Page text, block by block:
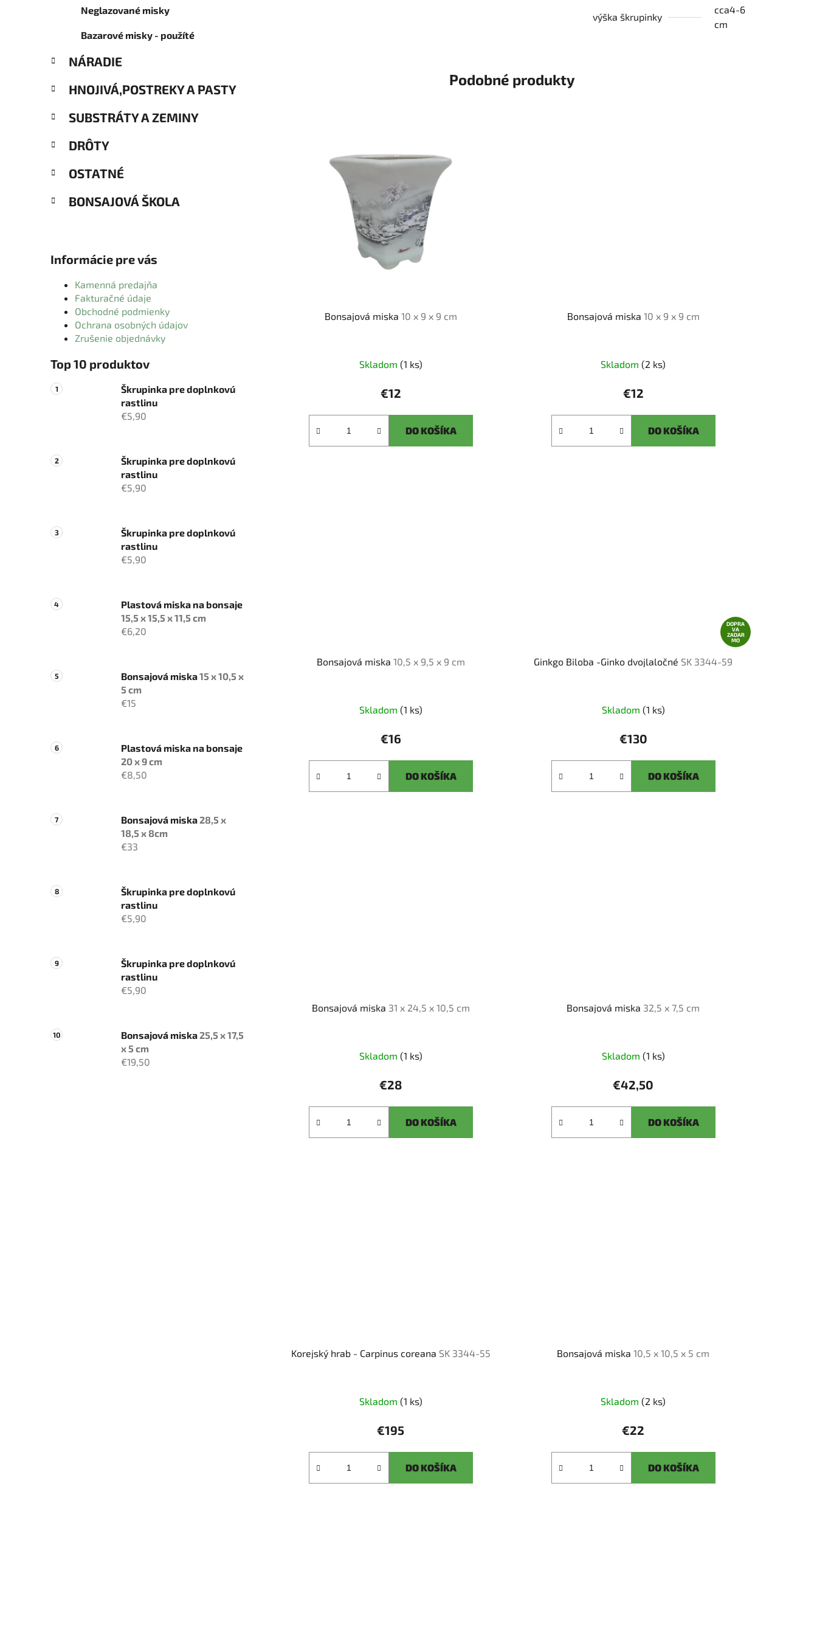
Neglazované misky
Bazarové misky - použíté
NÁRADIE
HNOJIVÁ,POSTREKY A PASTY
SUBSTRÁTY A ZEMINY
DRÔTY
OSTATNÉ
BONSAJOVÁ ŠKOLA
Informácie pre vás
Kamenná predajňa
Fakturačné údaje
Obchodné podmienky
Ochrana osobných údajov
Zrušenie objednávky
Top 10 produktov
Škrupinka pre doplnkovú
rastlinu
€5,90
Škrupinka pre doplnkovú
rastlinu
€5,90
Škrupinka pre doplnkovú
rastlinu
€5,90
Plastová miska na bonsaje
15,5 x 15,5 x 11,5 cm
€6,20
Bonsajová miska15 x 10,5 x
5 cm
€15
Plastová miska na bonsaje
20 x 9 cm
€8,50
Bonsajová miska28,5 x
18,5 x 8cm
€33
Škrupinka pre doplnkovú
rastlinu
€5,90
Škrupinka pre doplnkovú
rastlinu
€5,90
Bonsajová miska25,5 x 17,5
x 5 cm
€19,50
výška škrupinky
cca4-6
cm
Podobné produkty
Bonsajová miska 10 x 9 x 9 cm
Skladom (1 ks)
€12
DO KOŠÍKA
Bonsajová miska 10 x 9 x 9 cm
Skladom (2 ks)
€12
DO KOŠÍKA
Bonsajová miska 10,5 x 9,5 x 9 cm
Skladom (1 ks)
€16
DO KOŠÍKA
DOPRA
VA
ZADAR
MO
Ginkgo Biloba -Ginko dvojlaločné SK 3344-59
Skladom (1 ks)
€130
DO KOŠÍKA
Bonsajová miska 31 x 24,5 x 10,5 cm
Skladom (1 ks)
€28
DO KOŠÍKA
Bonsajová miska 32,5 x 7,5 cm
Skladom (1 ks)
€42,50
DO KOŠÍKA
Korejský hrab - Carpinus coreana SK 3344-55
Skladom (1 ks)
€195
DO KOŠÍKA
Bonsajová miska 10,5 x 10,5 x 5 cm
Skladom (2 ks)
€22
DO KOŠÍKA